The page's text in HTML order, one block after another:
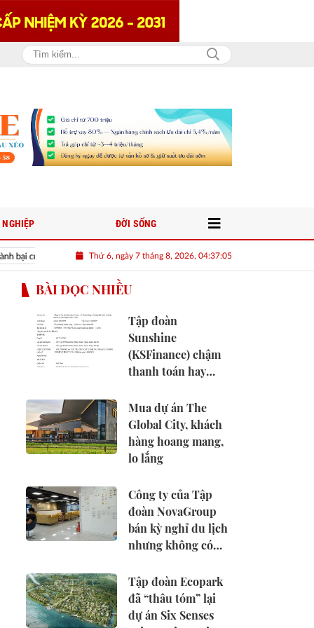
Zero Theo dòng Cổ Chiên: Từ dòng sông mở cõi đến cách đô
Thứ 6, ngày 7 tháng 8, 2026, 04:37:06
ĐỜI SỐNG
BÀI ĐỌC NHIỀU
Tập đoàn
Sunshine
(KSFinance) chậm
thanh toán hay
năng thanh toán?
Mua dự án The
Global City, khách
hàng hoang mang,
lo lắng
Công ty của Tập
đoàn NovaGroup
bán kỳ nghỉ du lịch
nhưng không có
Tập đoàn Ecopark
đã “thâu tóm” lại
dự án Six Senses